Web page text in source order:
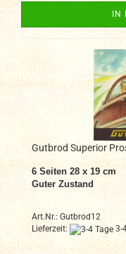
Gutbrod Superior
6 Seiten 28 x 19 cm
Guter Zustand
Art.Nr.: Gutbrod12
Lieferzeit:
3-